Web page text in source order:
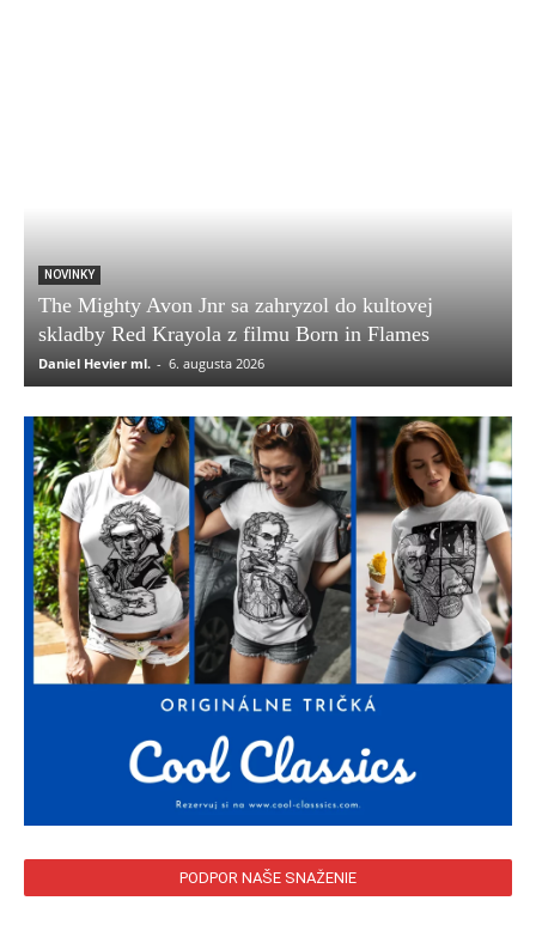
NOVINKY
The Mighty Avon Jnr sa zahryzol do kultovej
skladby Red Krayola z filmu Born in Flames
Daniel Hevier ml. - 6. augusta 2026
PODPOR NAŠE SNAŽENIE